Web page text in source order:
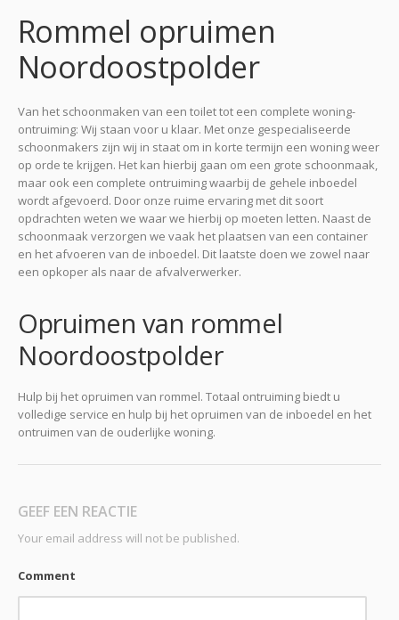
Rommel opruimen
Noordoostpolder
Van het schoonmaken van een toilet tot een complete woning-
ontruiming: Wij staan voor u klaar. Met onze gespecialiseerde
schoonmakers zijn wij in staat om in korte termijn een woning weer
op orde te krijgen. Het kan hierbij gaan om een grote schoonmaak,
maar ook een complete ontruiming waarbij de gehele inboedel
wordt afgevoerd. Door onze ruime ervaring met dit soort
opdrachten weten we waar we hierbij op moeten letten. Naast de
schoonmaak verzorgen we vaak het plaatsen van een container
en het afvoeren van de inboedel. Dit laatste doen we zowel naar
een opkoper als naar de afvalverwerker.
Opruimen van rommel
Noordoostpolder
Hulp bij het opruimen van rommel. Totaal ontruiming biedt u
volledige service en hulp bij het opruimen van de inboedel en het
ontruimen van de ouderlijke woning.
GEEF EEN REACTIE
Your email address will not be published.
Comment